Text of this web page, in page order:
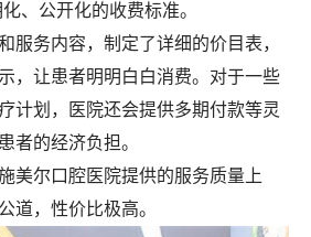
、公开化的收费标准。
服务内容，制定了详细的价目表，
，让患者明明白白消费。对于一些
计划，医院还会提供多期付款等灵
者的经济负担。
美尔口腔医院提供的服务质量上
道，性价比极高。